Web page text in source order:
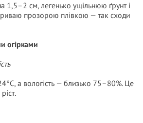
1,5–2 см, легенько ущільнюю ґрунт і
прозорою плівкою — так сходи
огірками
а вологість — близько 75–80%. Це